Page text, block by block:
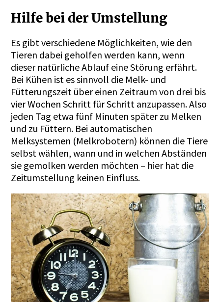
Hilfe bei der Umstellung
Es gibt verschiedene Möglichkeiten, wie den
Tieren dabei geholfen werden kann, wenn
dieser natürliche Ablauf eine Störung erfährt.
Bei Kühen ist es sinnvoll die Melk- und
Fütterungszeit über einen Zeitraum von drei bis
vier Wochen Schritt für Schritt anzupassen. Also
jeden Tag etwa fünf Minuten später zu Melken
und zu Füttern. Bei automatischen
Melksystemen (Melkrobotern) können die Tiere
selbst wählen, wann und in welchen Abständen
sie gemolken werden möchten – hier hat die
Zeitumstellung keinen Einfluss.